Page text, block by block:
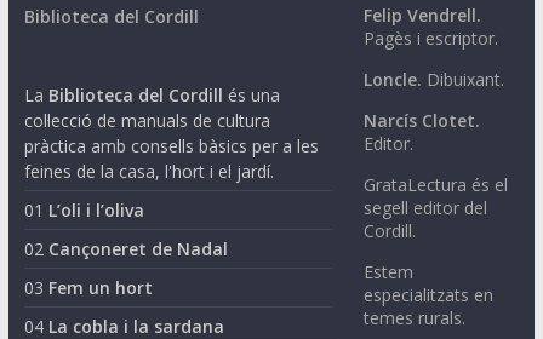
Biblioteca del Cordill
La Biblioteca del Cordill és una
col·lecció de manuals de cultura
pràctica amb consells bàsics per a les
feines de la casa, l'hort i el jardí.
01 L’oli i l’oliva
02 Cançoneret de Nadal
03 Fem un hort
04 La cobla i la sardana
Felip Vendrell.
Pagès i escriptor.
Loncle. Dibuixant.
Narcís Clotet.
Editor.
GrataLectura és el
segell editor del
Cordill.
Estem
especialitzats en
temes rurals.